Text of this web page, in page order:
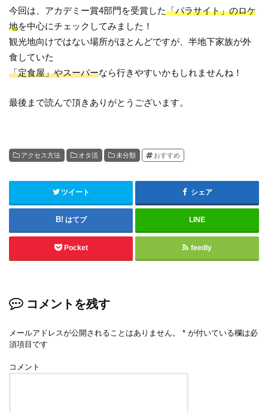
今回は、アカデミー賞4部門を受賞した「パラサイト」のロケ
地を中心にチェックしてみました！
観光地向けではない場所がほとんどですが、半地下家族が外
食していた
「定食屋」やスーパーなら行きやすいかもしれませんね！
最後まで読んで頂きありがとうございます。
アクセス方法 オタ活 未分類 おすすめ
ツイート シェア
はてブ LINE
Pocket feedly
コメントを残す
メールアドレスが公開されることはありません。 * が付いている欄は必
須項目です
コメント